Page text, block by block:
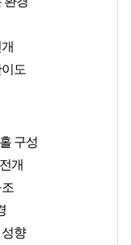
도
구성
개
성향